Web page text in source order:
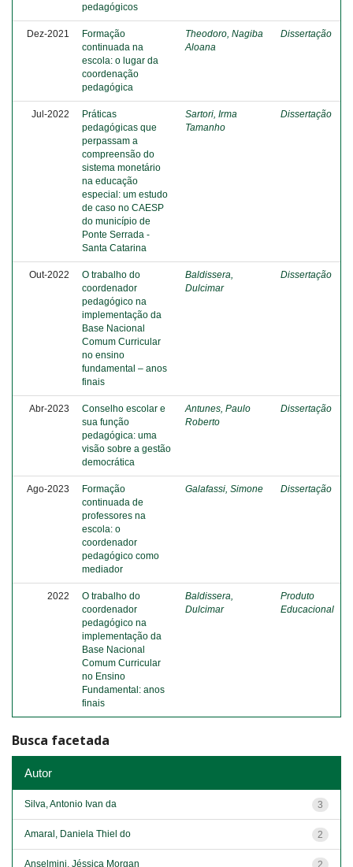
pedagógicos
Dez-2021
Formação
continuada na
escola: o lugar da
coordenação
pedagógica
Theodoro, Nagiba
Aloana
Dissertação
Jul-2022
Práticas
pedagógicas que
perpassam a
compreensão do
sistema monetário
na educação
especial: um estudo
de caso no CAESP
do município de
Ponte Serrada -
Santa Catarina
Sartori, Irma
Tamanho
Dissertação
Out-2022
O trabalho do
coordenador
pedagógico na
implementação da
Base Nacional
Comum Curricular
no ensino
fundamental – anos
finais
Baldissera,
Dulcimar
Dissertação
Abr-2023
Conselho escolar e
sua função
pedagógica: uma
visão sobre a gestão
democrática
Antunes, Paulo
Roberto
Dissertação
Ago-2023
Formação
continuada de
professores na
escola: o
coordenador
pedagógico como
mediador
Galafassi, Simone Dissertação
2022
O trabalho do
coordenador
pedagógico na
implementação da
Base Nacional
Comum Curricular
no Ensino
Fundamental: anos
finais
Baldissera,
Dulcimar
Produto
Educacional
Busca facetada
Autor
3
Silva, Antonio Ivan da
2
Amaral, Daniela Thiel do
2
Anselmini, Jéssica Morgan